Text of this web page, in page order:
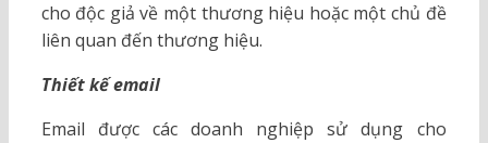
cho độc giả về một thương hiệu hoặc một chủ đề
liên quan đến thương hiệu.
Thiết kế email
Email được các doanh nghiệp sử dụng cho